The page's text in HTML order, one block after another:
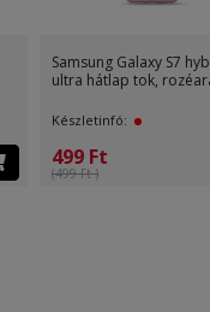
Xiaomi Redmi Note 3
üvegfólia, átlátszó
Készletinfó:
499 Ft
(999 Ft )